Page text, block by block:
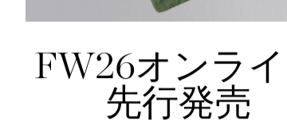
ご覧いただくデバイスや環境によっては
Shoulder
FW26オンラ
先行発売